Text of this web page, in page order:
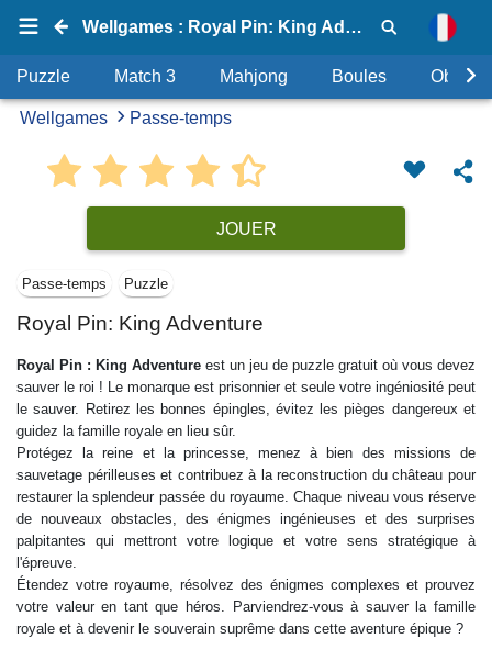
Wellgames : Royal Pin: King Adventure
Puzzle Match 3 Mahjong Boules Objets
Wellgames Passe-temps
JOUER
Passe-temps Puzzle
Royal Pin: King Adventure
Royal Pin : King Adventure est un jeu de puzzle gratuit où vous devez
sauver le roi ! Le monarque est prisonnier et seule votre ingéniosité peut
le sauver. Retirez les bonnes épingles, évitez les pièges dangereux et
guidez la famille royale en lieu sûr.
Protégez la reine et la princesse, menez à bien des missions de
sauvetage périlleuses et contribuez à la reconstruction du château pour
restaurer la splendeur passée du royaume. Chaque niveau vous réserve
de nouveaux obstacles, des énigmes ingénieuses et des surprises
palpitantes qui mettront votre logique et votre sens stratégique à
l'épreuve.
Étendez votre royaume, résolvez des énigmes complexes et prouvez
votre valeur en tant que héros. Parviendrez-vous à sauver la famille
royale et à devenir le souverain suprême dans cette aventure épique ?